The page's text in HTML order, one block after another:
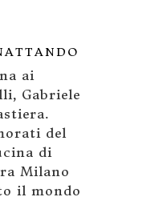
ai
Gabriele
del
di
Milano
il mondo